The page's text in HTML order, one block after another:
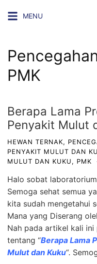
MENU
PMK
Berapa Lama
Penyakit Mulut
HEWAN TERNAK,
PENYAKIT MULUT DAN
MULUT DAN KUKU, PMK
Halo sobat
Semoga sehat semua
kita sudah mengetahui
Mana yang Diserang
Nah pada artikel kali ini
tentang “Berapa Lama
Mulut dan Kuku“.